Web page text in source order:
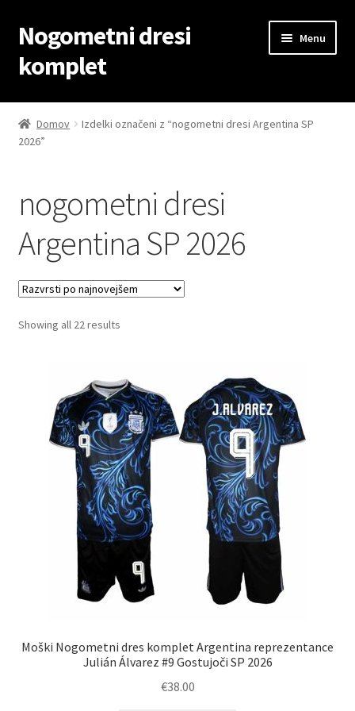
Skip
to
navigation
Skip
to
content
Nogometni dresi
komplet
Menu
Domov
Blog
Košarica
Domov
Izdelki označeni z “nogometni dresi Argentina SP
2026”
nogometni dresi
Argentina SP 2026
Showing all 22 resultsSorted
Moški Nogometni dres komplet Argentina reprezentance
Julián Álvarez #9 Gostujoči SP 2026
€38.00